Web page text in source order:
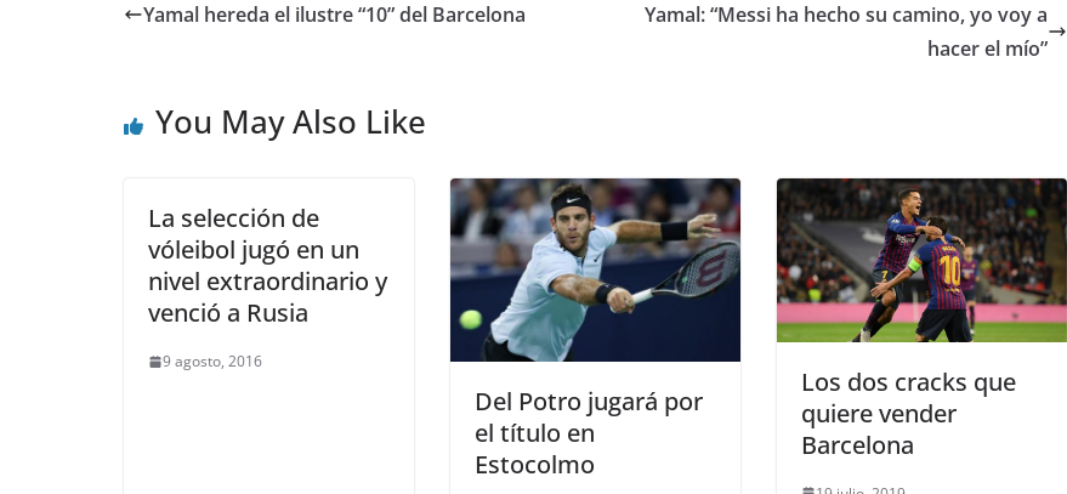
Yamal hereda el ilustre “10” del Barcelona
Yamal: “Messi ha hecho su camino, yo voy a
hacer el mío”
You May Also Like
La selección de
vóleibol jugó en un
nivel extraordinario y
venció a Rusia
9 agosto, 2016
Del Potro jugará por
el título en
Estocolmo
Los dos cracks que
quiere vender
Barcelona